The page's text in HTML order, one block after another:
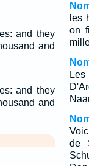
and they
and
and they
and
les
on
de